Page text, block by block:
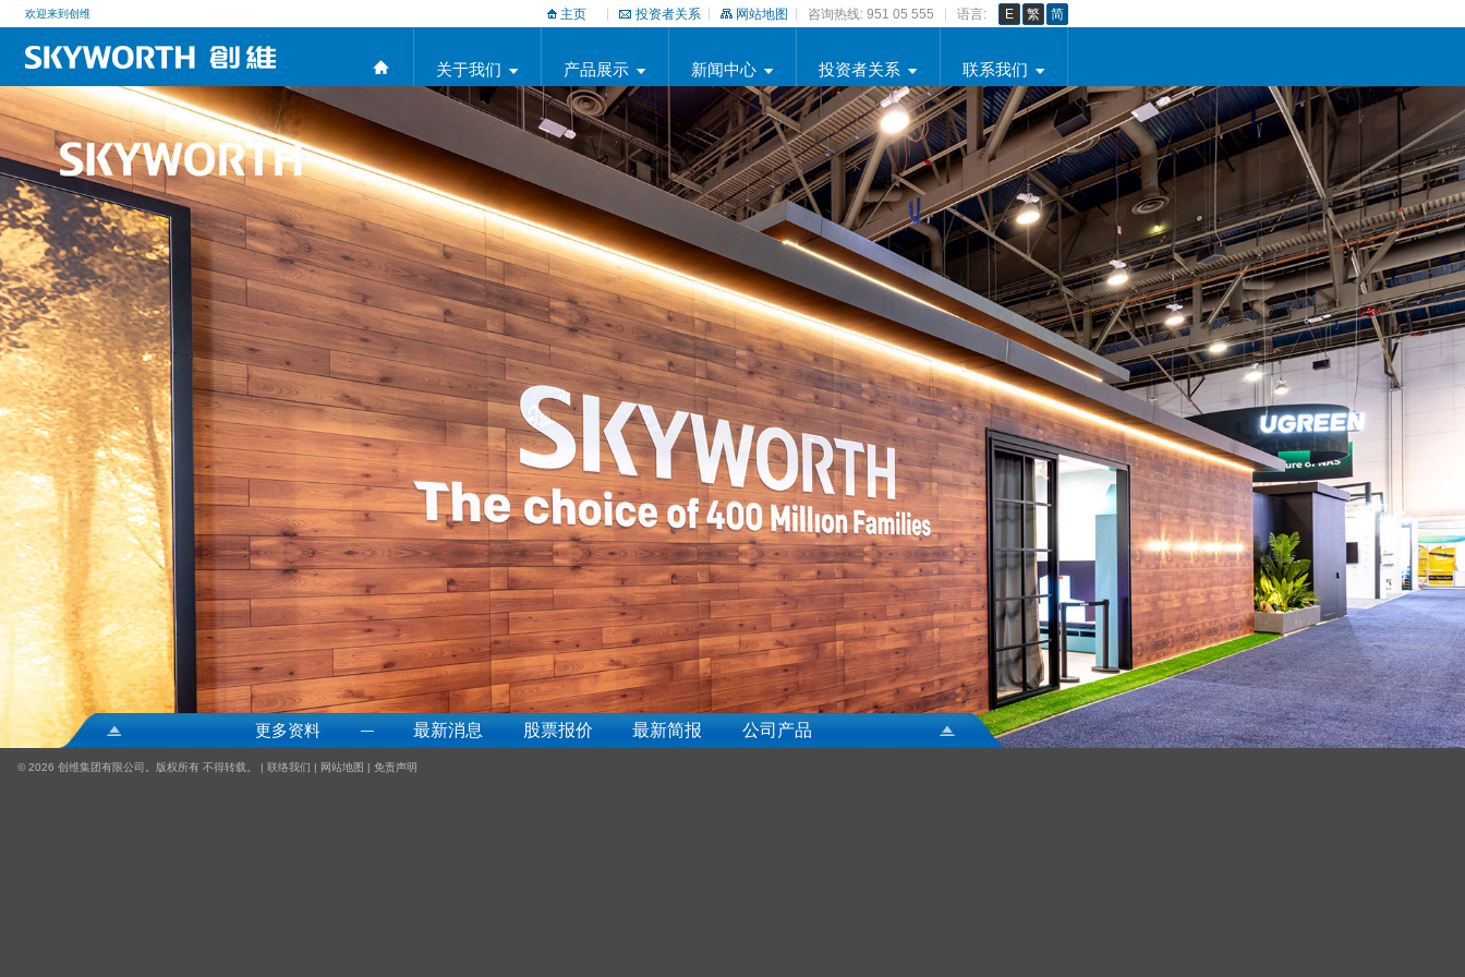
欢迎来到创维 主页 投资者关系 网站地图 咨询热线: 951 05 555 语言: E 繁 简
关于我们 产品展示 新闻中心 投资者关系 联系我们
更多资料 — 最新消息 股票报价 最新简报 公司产品
© 2026 创维集团有限公司。版权所有 不得转载。 | 联络我们 | 网站地图 | 免责声明